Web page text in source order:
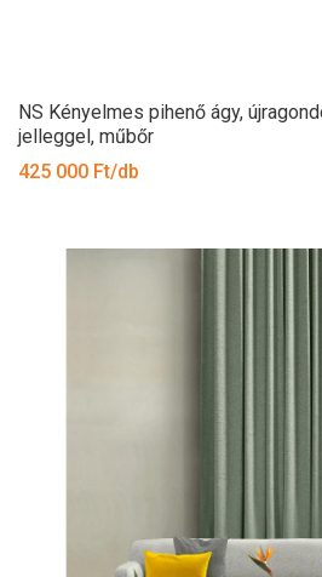
NS Kényelmes pihenő ágy,
jelleggel, műbőr
425 000 Ft/db